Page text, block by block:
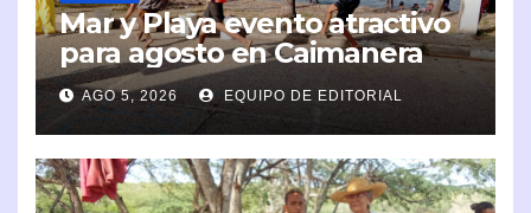
Mar y Playa evento atractivo
para agosto en Caimanera
AGO 5, 2026 EQUIPO DE EDITORIAL